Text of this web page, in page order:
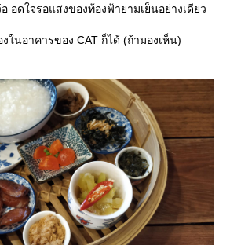
อดใจรอแสงของท้องฟ้ายามเย็นอย่างเดียว
งในอาคารของ CAT ก็ได้ (ถ้ามองเห็น)